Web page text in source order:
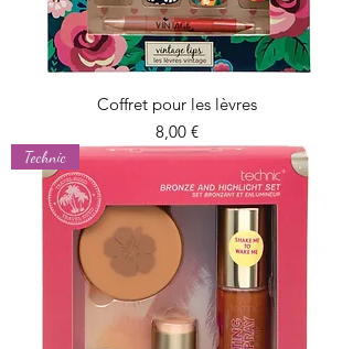
Coffret pour les lèvres
Prix
8,00 €
Technic